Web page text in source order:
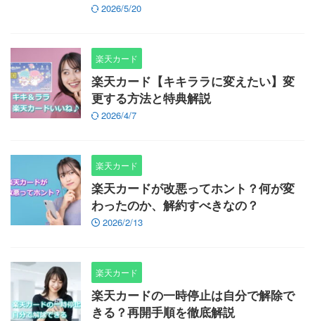
2026/5/20
楽天カード
楽天カード【キキララに変えたい】変
更する方法と特典解説
2026/4/7
楽天カード
楽天カードが改悪ってホント？何が変
わったのか、解約すべきなの？
2026/2/13
楽天カード
楽天カードの一時停止は自分で解除で
きる？再開手順を徹底解説